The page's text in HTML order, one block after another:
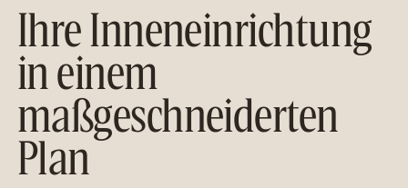
Ihre Inneneinrichtung
in einem
maßgeschneiderten
Plan